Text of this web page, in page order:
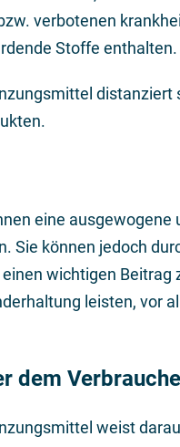
verbotenen
Stoffe enthalten.
distanziert
eine ausgewogene
Sie können jedoch
wichtigen Beitrag
leisten, vor
dem
weist